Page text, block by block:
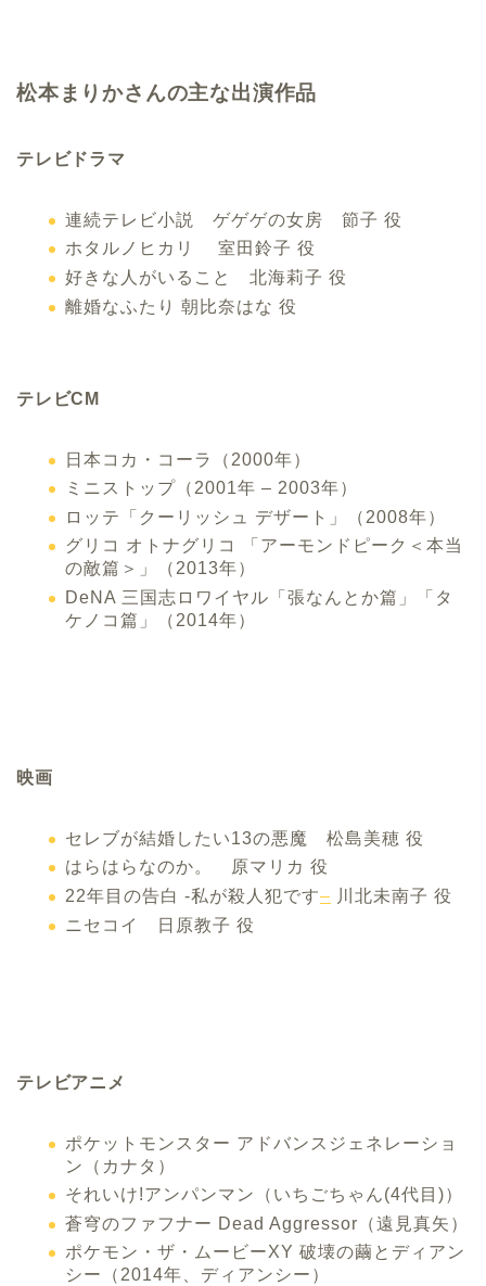
松本まりかさんの主な出演作品
テレビドラマ
連続テレビ小説 ゲゲゲの女房 節子 役
ホタルノヒカリ 室田鈴子 役
好きな人がいること 北海莉子 役
離婚なふたり 朝比奈はな 役
テレビCM
日本コカ・コーラ（2000年）
ミニストップ（2001年 – 2003年）
ロッテ「クーリッシュ デザート」（2008年）
グリコ オトナグリコ 「アーモンドピーク＜本当
の敵篇＞」（2013年）
DeNA 三国志ロワイヤル「張なんとか篇」「タ
ケノコ篇」（2014年）
映画
セレブが結婚したい13の悪魔 松島美穂 役
はらはらなのか。 原マリカ 役
22年目の告白 -私が殺人犯です– 川北未南子 役
ニセコイ 日原教子 役
テレビアニメ
ポケットモンスター アドバンスジェネレーショ
ン（カナタ）
それいけ!アンパンマン（いちごちゃん(4代目)）
蒼穹のファフナー Dead Aggressor（遠見真矢）
ポケモン・ザ・ムービーXY 破壊の繭とディアン
シー（2014年、ディアンシー）